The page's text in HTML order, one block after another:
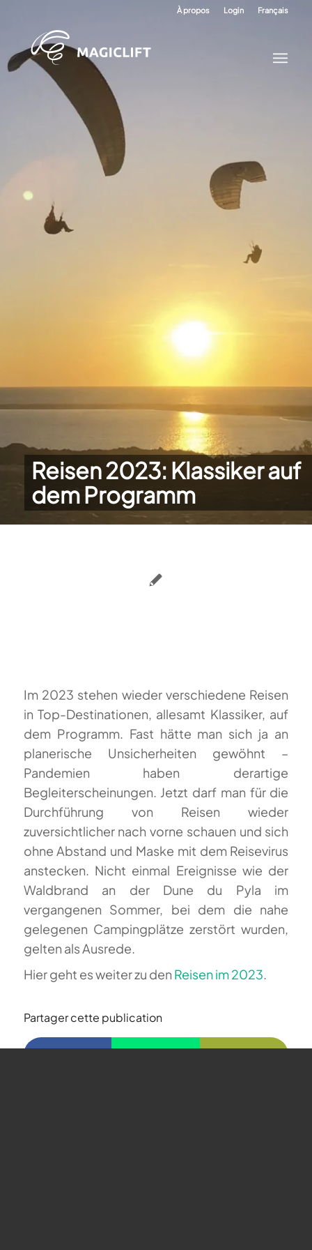
À propos Login Français
Reisen 2023: Klassiker auf
dem Programm
Im 2023 stehen wieder verschiedene Reisen
in Top-Destinationen, allesamt Klassiker, auf
dem Programm. Fast hätte man sich ja an
planerische Unsicherheiten gewöhnt –
Pandemien haben derartige
Begleiterscheinungen. Jetzt darf man für die
Durchführung von Reisen wieder
zuversichtlicher nach vorne schauen und sich
ohne Abstand und Maske mit dem Reisevirus
anstecken. Nicht einmal Ereignisse wie der
Waldbrand an der Dune du Pyla im
vergangenen Sommer, bei dem die nahe
gelegenen Campingplätze zerstört wurden,
gelten als Ausrede.
Hier geht es weiter zu den Reisen im 2023
Partager cette publication